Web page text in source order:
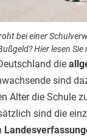
bei einer
Hier lesen Sie
die
sind
Alter die Schule
sind die